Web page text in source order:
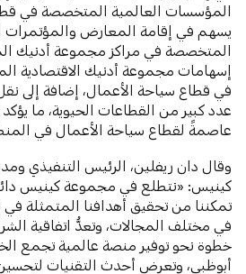
المؤسسات العالمية المتخصصة في
يسهم في إقامة المعارض والمؤتمرات
المتخصصة في مراكز مجموعة أدنيك
إسهامات مجموعة أدنيك الاقتصادية
في قطاع سياحة الأعمال، إضافة إلى
عدد كبير من القطاعات الحيوية، ما يؤكد
عاصمةً لقطاع سياحة الأعمال في
وقال دان ريفلين، الرئيس التنفيذي
كينيس: «نتطلع في مجموعة كينيس
تمكننا من تحقيق أهدافنا المتمثلة في
في مختلف المجالات، وتعدُّ اتفاقية
خطوة نحو توفير منصة عالمية تجمع
أبوظبي، وتعرض أحدث التقنيات لتحسين